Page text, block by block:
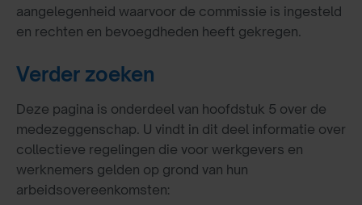
aangelegenheid waarvoor de commissie is ingesteld
en rechten en bevoegdheden heeft gekregen.
Verder zoeken
Deze pagina is onderdeel van hoofdstuk 5 over de
medezeggenschap. U vindt in dit deel informatie over
collectieve regelingen die voor werkgevers en
werknemers gelden op grond van hun
arbeidsovereenkomsten: